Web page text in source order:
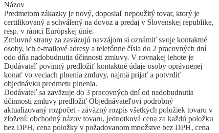
Názov
Predmetom zákazky je nový, doposiaľ nepoužitý tovar, ktorý je
certifikovaný a schválený na dovoz a predaj v Slovenskej republike,
resp. v rámci Európskej únie.
Zmluvné strany za zaväzujú navzájom si oznámiť svoje kontaktné
osoby, ich e-mailové adresy a telefónne čísla do 2 pracovných dní
odo dňa nadobudnutia účinnosti zmluvy. V rovnakej lehote je
Dodávateľ povinný predložiť kontaktné údaje osoby oprávnenej
konať vo veciach plnenia zmluvy, najmä prijať a potvrdiť
objednávku predmetu plnenia.
Dodávateľ sa zaväzuje do 3 pracovných dní od nadobudnutia
účinnosti zmluvy predložiť Objednávateľovi podrobný
aktualizovaný rozpočet - záväzný rozpis všetkých položiek tovaru v
zložení: obchodný názov tovaru, jednotková cena za každú položku
bez DPH, cena položky v požadovanom množstve bez DPH, cena